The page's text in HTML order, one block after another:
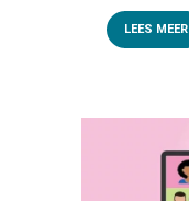
LEES MEER